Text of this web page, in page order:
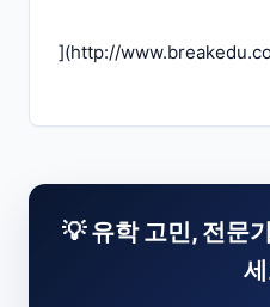
](http://
💡 유학 고민, 전문